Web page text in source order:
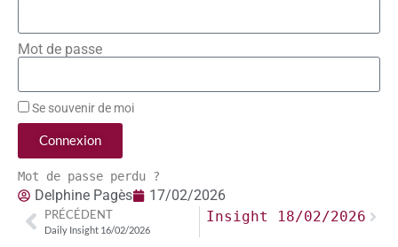
Mot de passe
Se souvenir de moi
Connexion
Mot de passe perdu ?
Delphine Pagès 17/02/2026
PRÉCÉDENT
Daily Insight 16/02/2026
Suivant Daily Insight 18/02/2026